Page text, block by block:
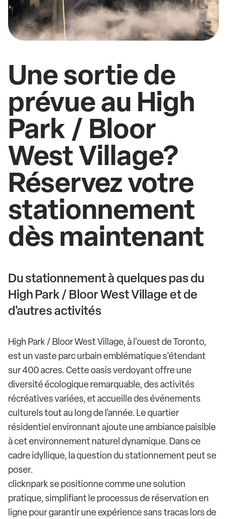
Une sortie de
prévue au High
Park / Bloor
West Village?
Réservez votre
stationnement
dès maintenant
Du stationnement à quelques pas du
High Park / Bloor West Village et de
d'autres activités
High Park / Bloor West Village, à l'ouest de Toronto,
est un vaste parc urbain emblématique s'étendant
sur 400 acres. Cette oasis verdoyant offre une
diversité écologique remarquable, des activités
récréatives variées, et accueille des événements
culturels tout au long de l'année. Le quartier
résidentiel environnant ajoute une ambiance paisible
à cet environnement naturel dynamique. Dans ce
cadre idyllique, la question du stationnement peut se
poser.
clicknpark se positionne comme une solution
pratique, simplifiant le processus de réservation en
ligne pour garantir une expérience sans tracas lors de